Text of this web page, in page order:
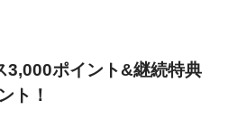
3,000ポイント&継続特典
ト！